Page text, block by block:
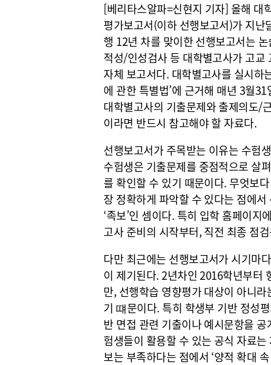
[베리타스알파=신현지 기자] 올해 대
평가보고서(이하 선행보고서)가 지
행 12년 차를 맞이한 선행보고서는
적성/인성검사 등 대학별고사가 고
자체 보고서다. 대학별고사를 실시하
에 관한 특별법’에 근거해 매년 3월
대학별고사의 기출문제와 출제의도/
이라면 반드시 참고해야 할 자료다.
선행보고서가 주목받는 이유는 수험
수험생은 기출문제를 중점적으로 살
를 확인할 수 있기 때문이다. 무엇보
장 정확하게 파악할 수 있다는 점에
‘족보’인 셈이다. 특히 입학 홈페이
고사 준비의 시작부터, 직전 최종 점
다만 최근에는 선행보고서가 시기마
이 제기된다. 2년차인 2016학년부터
만, 선행학습 영향평가 대상이 아니
기 떄문이다. 특히 학생부 기반 정성
반 면접 관련 기출이나 예시문항을
험생들이 활용할 수 있는 공식 자료
보는 부족하다는 점에서 ‘양적 확대